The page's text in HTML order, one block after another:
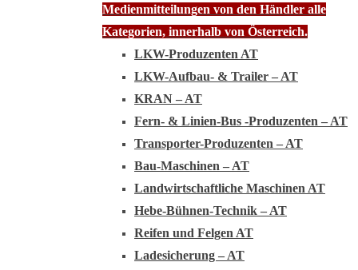
Medienmitteilungen von den Händler alle
Kategorien, innerhalb von Österreich.
LKW-Produzenten AT
LKW-Aufbau- & Trailer – AT
KRAN – AT
Fern- & Linien-Bus -Produzenten – AT
Transporter-Produzenten – AT
Bau-Maschinen – AT
Landwirtschaftliche Maschinen AT
Hebe-Bühnen-Technik – AT
Reifen und Felgen AT
Ladesicherung – AT